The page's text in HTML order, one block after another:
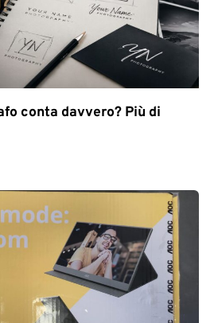
conta davvero? Più di